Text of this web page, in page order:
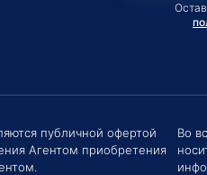
публичной офертой
Агентом приобретения
Во
Евгений Хоменко
Если у вас есть
их мне в чат!